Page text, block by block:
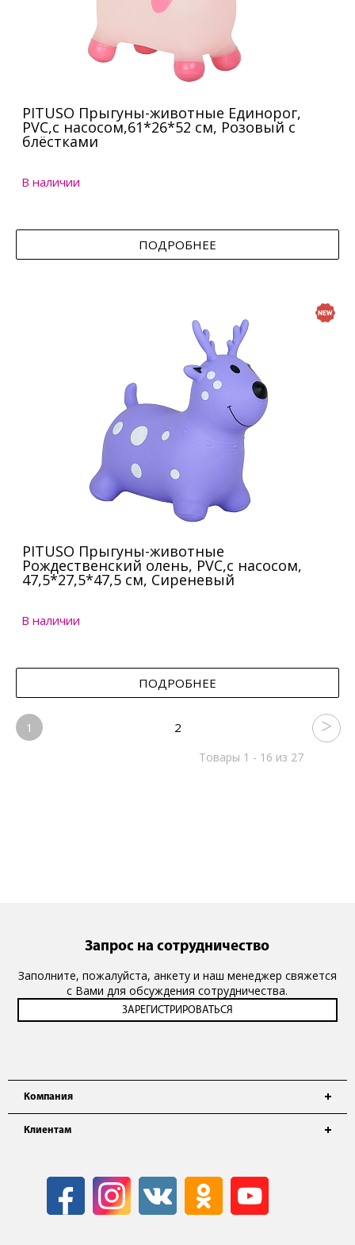
PITUSO Прыгуны-животные Единорог,
PVC,с насосом,61*26*52 см, Розовый с
блёстками
В наличии
ПОДРОБНЕЕ
PITUSO Прыгуны-животные
Рождественский олень, PVC,с насосом,
47,5*27,5*47,5 см, Сиреневый
В наличии
ПОДРОБНЕЕ
1 2
Товары 1 - 16 из 27
Компания
Клиентам
Запрос на сотрудничество
Заполните, пожалуйста, анкету и наш менеджер свяжется
с Вами для обсуждения сотрудничества.